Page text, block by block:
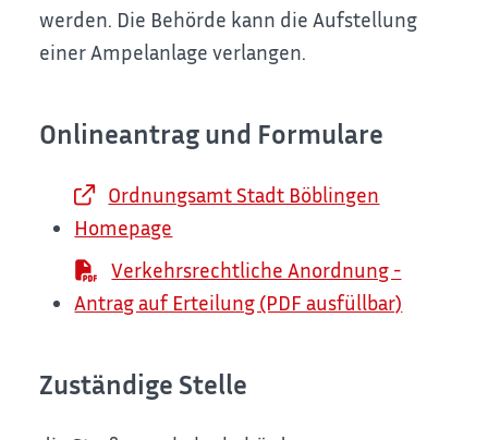
werden. Die Behörde kann die Aufstellung
einer Ampelanlage verlangen.
Onlineantrag und Formulare
Ordnungsamt Stadt Böblingen
Homepage
Verkehrsrechtliche Anordnung -
Antrag auf Erteilung (PDF ausfüllbar)
Zuständige Stelle